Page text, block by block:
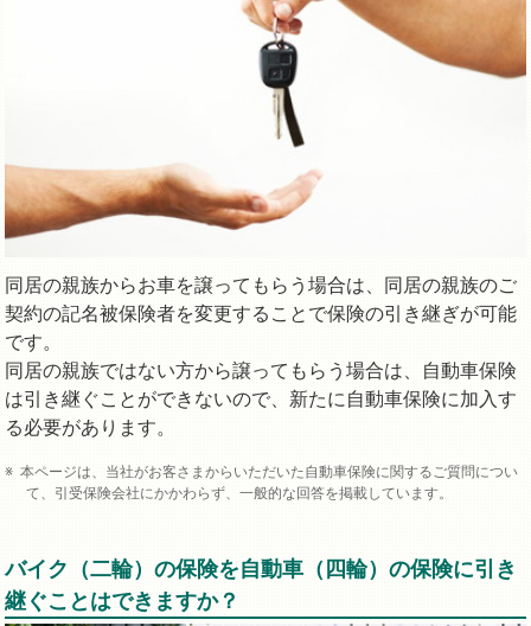
同居の親族からお車を譲ってもらう場合は、同居の親族のご
契約の記名被保険者を変更することで保険の引き継ぎが可能
です。
同居の親族ではない方から譲ってもらう場合は、自動車保険
は引き継ぐことができないので、新たに自動車保険に加入す
る必要があります。
本ページは、当社がお客さまからいただいた自動車保険に関するご質問につい
て、引受保険会社にかかわらず、一般的な回答を掲載しています。
バイク（二輪）の保険を自動車（四輪）の保険に引き
継ぐことはできますか？